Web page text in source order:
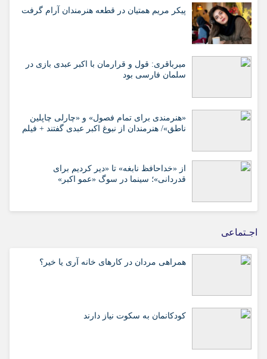
پیکر مریم همتیان در قطعه هنرمندان آرام گرفت
میرباقری: قول و قرارمان با اکبر عبدی بازی در
سلمان فارسی بود
«هنرمندی برای تمام فصول» و «چارلی چاپلین
ناطق»/ هنرمندان از نبوغ اکبر عبدی گفتند + فیلم
از «خداحافظ نابغه» تا «دیر کردیم برای
قدردانی»؛ سینما در سوگ «عمو اکبر»
اجـتماعی
همراهی مردان در کارهای خانه آری یا خیر؟
کودکانمان به سکوت نیاز دارند